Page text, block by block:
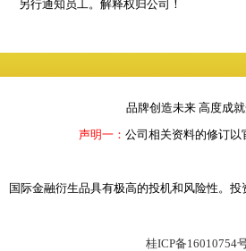
另行通知员工。解释权归公司！
品牌创造未来 高度成
声明一： 公司相关资料的修订
国际金融衍生品具有极高的投机和风险性。
桂ICP备16010754